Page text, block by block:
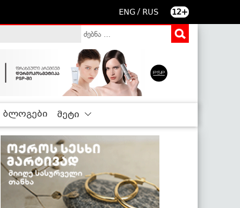
ENG / RUS 12+
ბლოგები მეტი